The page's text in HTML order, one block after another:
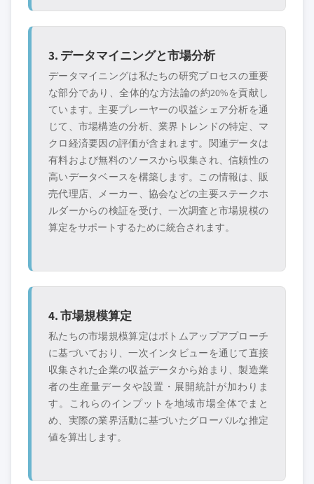
3. データマイニングと市場分析
データマイニングは私たちの研究プロセスの重要
な部分であり、全体的な方法論の約20%を貢献し
ています。主要プレーヤーの収益シェア分析を通
じて、市場構造の分析、業界トレンドの特定、マ
クロ経済要因の評価が含まれます。関連データは
有料および無料のソースから収集され、信頼性の
高いデータベースを構築します。この情報は、販
売代理店、メーカー、協会などの主要ステークホ
ルダーからの検証を受け、一次調査と市場規模の
算定をサポートするために統合されます。
4. 市場規模算定
私たちの市場規模算定はボトムアップアプローチ
に基づいており、一次インタビューを通じて直接
収集された企業の収益データから始まり、製造業
者の生産量データや設置・展開統計が加わりま
す。これらのインプットを地域市場全体でまと
め、実際の業界活動に基づいたグローバルな推定
値を算出します。